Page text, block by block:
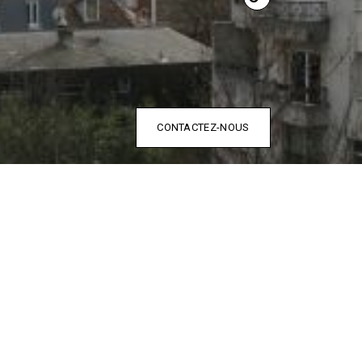
CONTACTEZ-NOUS